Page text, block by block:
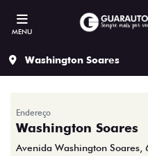
MENU
Washington Soares
Endereço
Washington Soares
Avenida Washington Soares,